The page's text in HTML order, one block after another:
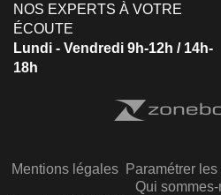
NOS EXPERTS À VOTRE
ÉCOUTE
Lundi - Vendredi 9h-12h / 14h-
18h
Mentions légales Paramétrer
Qui